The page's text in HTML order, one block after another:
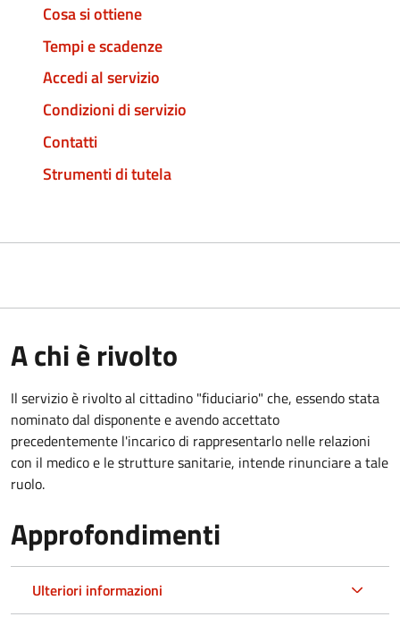
Cosa si ottiene
Tempi e scadenze
Accedi al servizio
Condizioni di servizio
Contatti
Strumenti di tutela
A chi è rivolto
Il servizio è rivolto al cittadino "fiduciario" che, essendo stata
nominato dal disponente e avendo accettato
precedentemente l'incarico di rappresentarlo nelle relazioni
con il medico e le strutture sanitarie, intende rinunciare a tale
ruolo.
Approfondimenti
Ulteriori informazioni